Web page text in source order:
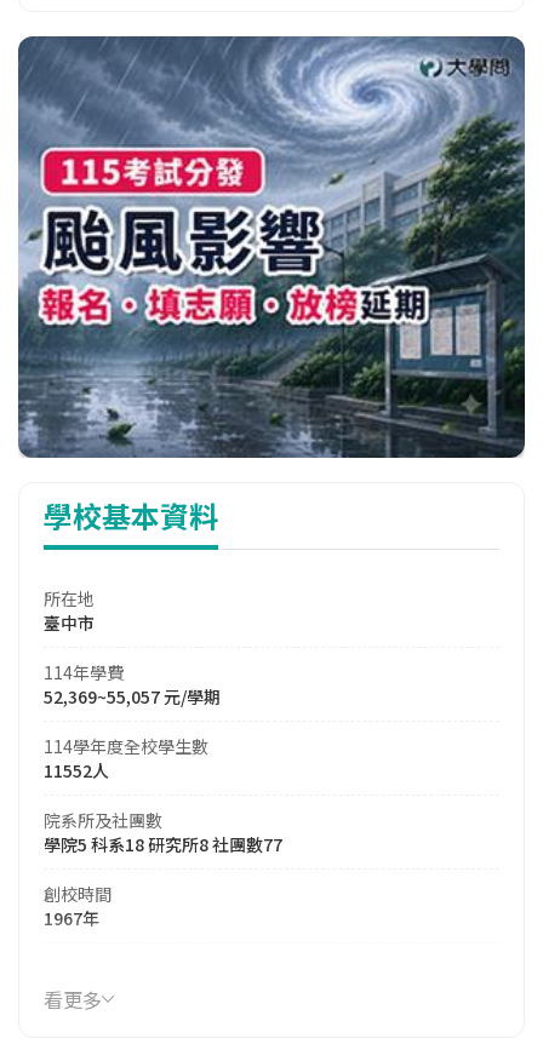
學校基本資料
所在地
臺中市
114年學費
52,369~55,057 元/學期
114學年度全校學生數
11552人
院系所及社團數
學院5 科系18 研究所8 社團數77
創校時間
1967年
26.20
看更多